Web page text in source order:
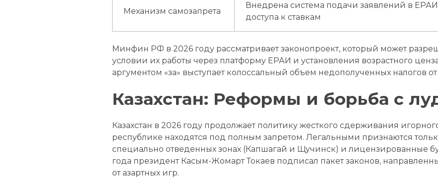
Механизм самозапрета
Внедрена система подачи заявлений в
доступа к ставкам
Минфин РФ в 2026 году рассматривает законопроект, который может
условии их работы через платформу ЕРАИ и установления возрастного
аргументом «за» выступает колоссальный объем недополученных налогов от
Казахстан: Реформы и борьба с
Казахстан в 2026 году продолжает политику жесткого сдерживания
республике находятся под полным запретом. Легальными признаются
специально отведенных зонах (Капшагай и Щучинск) и лицензированные
года президент Касым-Жомарт Токаев подписал пакет законов,
от азартных игр.